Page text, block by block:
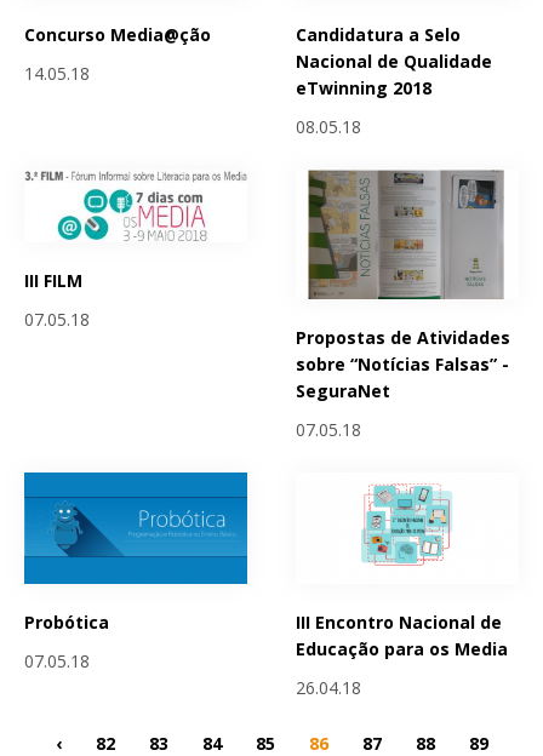
Concurso Media@ção
14.05.18
Candidatura a Selo
Nacional de Qualidade
eTwinning 2018
08.05.18
III FILM
07.05.18
Propostas de Atividades
sobre “Notícias Falsas” -
SeguraNet
07.05.18
Probótica
07.05.18
III Encontro Nacional de
Educação para os Media
26.04.18
‹ 82 83 84 85 86 87 88
89